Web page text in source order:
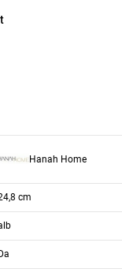
Hanah Home
cm
Da